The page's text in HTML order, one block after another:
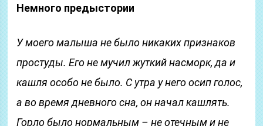
Немного предыстории
У моего малыша не было никаких признаков
простуды. Его не мучил жуткий насморк, да и
кашля особо не было. С утра у него осип голос,
а во время дневного сна, он начал кашлять.
Горло было нормальным – не отечным и не